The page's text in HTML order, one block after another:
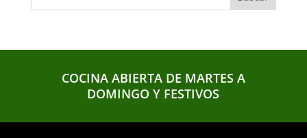
COCINA ABIERTA DE MARTES A
DOMINGO Y FESTIVOS